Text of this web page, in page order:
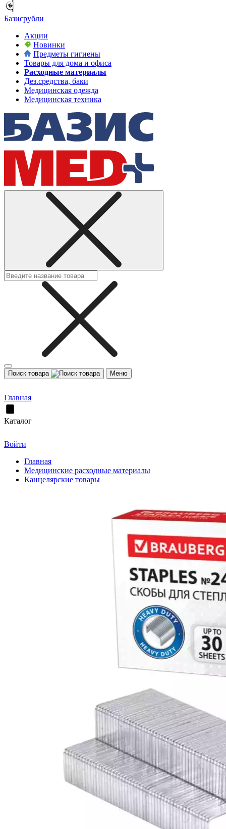
Базисрубли
Акции
Новинки
Предметы гигиены
Товары для дома и офиса
Расходные материалы
Дез.средства, баки
Медицинская одежда
Медицинская техника
Поиск товара Меню
Главная
Каталог
Войти
Главная
Медицинские расходные материалы
Канцелярские товары